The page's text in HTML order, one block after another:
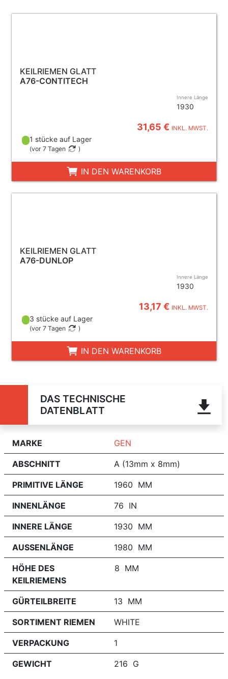
KEILRIEMEN GLATT
A76-CONTITECH
Innere Länge
1930
31,65 € INKL. MWST.
1 stücke auf Lager
(vor 7 Tagen )
IN DEN WARENKORB
KEILRIEMEN GLATT
A76-DUNLOP
Innere Länge
1930
13,17 € INKL. MWST.
3 stücke auf Lager
(vor 7 Tagen )
IN DEN WARENKORB
DAS TECHNISCHE
DATENBLATT
MARKE GEN
ABSCHNITT A (13mm x 8mm)
PRIMITIVE LÄNGE 1960 MM
INNENLÄNGE 76 IN
INNERE LÄNGE 1930 MM
AUSSENLÄNGE 1980 MM
HÖHE DES
KEILRIEMENS
8 MM
GÜRTEILBREITE 13 MM
SORTIMENT RIEMEN WHITE
VERPACKUNG 1
GEWICHT 216 G